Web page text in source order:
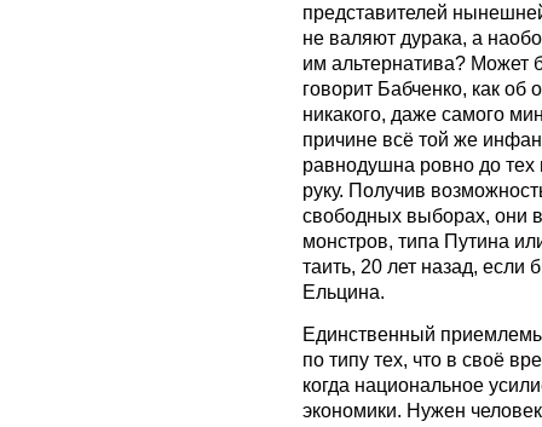
представителей
не валяют дурака, а
им альтернатива? Может
говорит Бабченко, как об
никакого, даже самого
причине всё той же
равнодушна ровно до тех
руку. Получив
свободных выборах, они
монстров, типа Путина
таить, 20 лет назад,
Ельцина.
Единственный
по типу тех, что в своё
когда национальное
экономики. Нужен